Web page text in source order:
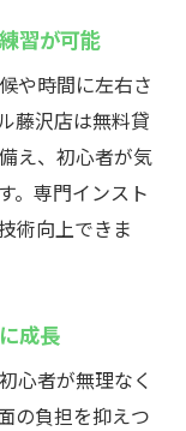
習が可能
や時間に左右さ
藤沢店は無料貸
え、初心者が気
。専門インスト
術向上できま
成長
心者が無理なく
の負担を抑えつ